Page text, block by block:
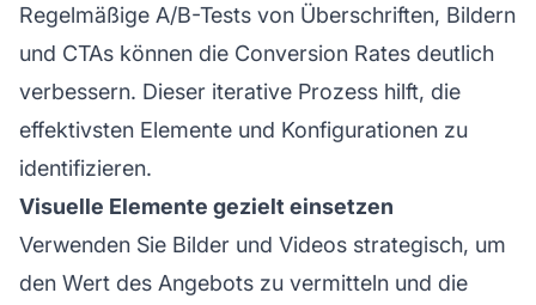
Regelmäßige A/B-Tests von Überschriften, Bildern
und CTAs können die Conversion Rates deutlich
verbessern. Dieser iterative Prozess hilft, die
effektivsten Elemente und Konfigurationen zu
identifizieren.
Visuelle Elemente gezielt einsetzen
Verwenden Sie Bilder und Videos strategisch, um
den Wert des Angebots zu vermitteln und die